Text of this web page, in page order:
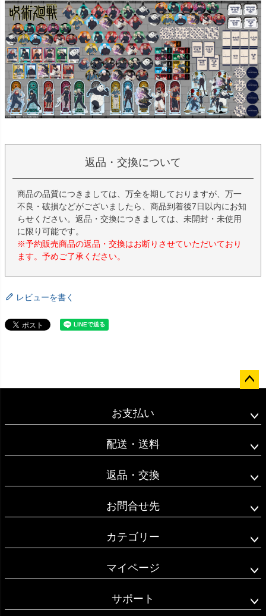
返品・交換について
商品の品質につきましては、万全を期しておりますが、万一
不良・破損などがございましたら、商品到着後7日以内にお知
らせください。返品・交換につきましては、未開封・未使用
に限り可能です。
※予約販売商品の返品・交換はお断りさせていただいており
ます。予めご了承ください。
レビューを書く
ップ
お支払い
配送・送料
返品・交換
お問合せ先
カテゴリー
マイページ
サポート